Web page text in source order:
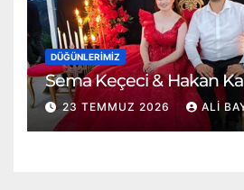
DÜĞÜNLERIMIZ
Sema Keçeci & Hakan
23 TEMMUZ 2026 ALI